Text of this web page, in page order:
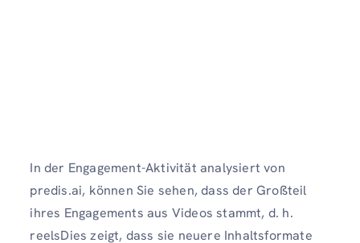
In der Engagement-Aktivität analysiert von
predis.ai, können Sie sehen, dass der Großteil
ihres Engagements aus Videos stammt, d. h.
reelsDies zeigt, dass sie neuere Inhaltsformate